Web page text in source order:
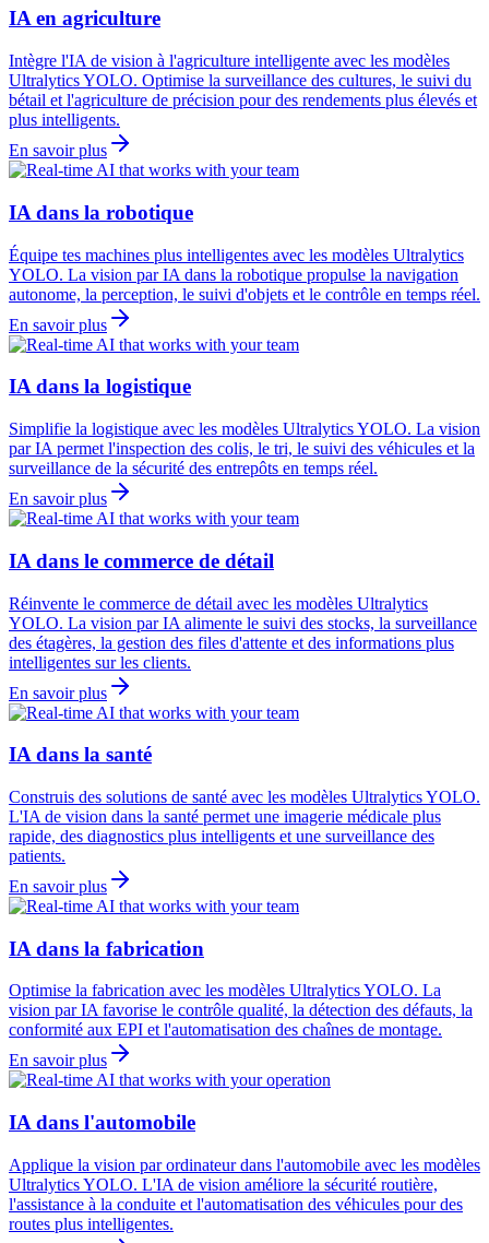
IA en agriculture
Intègre l'IA de vision à l'agriculture intelligente avec les modèles
Ultralytics YOLO. Optimise la surveillance des cultures, le suivi du
bétail et l'agriculture de précision pour des rendements plus élevés et
plus intelligents.
En savoir plus
IA dans la robotique
Équipe tes machines plus intelligentes avec les modèles Ultralytics
YOLO. La vision par IA dans la robotique propulse la navigation
autonome, la perception, le suivi d'objets et le contrôle en temps réel.
En savoir plus
IA dans la logistique
Simplifie la logistique avec les modèles Ultralytics YOLO. La vision
par IA permet l'inspection des colis, le tri, le suivi des véhicules et la
surveillance de la sécurité des entrepôts en temps réel.
En savoir plus
IA dans le commerce de détail
Réinvente le commerce de détail avec les modèles Ultralytics
YOLO. La vision par IA alimente le suivi des stocks, la surveillance
des étagères, la gestion des files d'attente et des informations plus
intelligentes sur les clients.
En savoir plus
IA dans la santé
Construis des solutions de santé avec les modèles Ultralytics YOLO.
L'IA de vision dans la santé permet une imagerie médicale plus
rapide, des diagnostics plus intelligents et une surveillance des
patients.
En savoir plus
IA dans la fabrication
Optimise la fabrication avec les modèles Ultralytics YOLO. La
vision par IA favorise le contrôle qualité, la détection des défauts, la
conformité aux EPI et l'automatisation des chaînes de montage.
En savoir plus
IA dans l'automobile
Applique la vision par ordinateur dans l'automobile avec les modèles
Ultralytics YOLO. L'IA de vision améliore la sécurité routière,
l'assistance à la conduite et l'automatisation des véhicules pour des
routes plus intelligentes.